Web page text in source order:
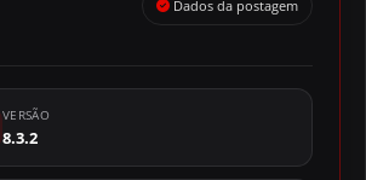
Dados da postagem
VERSÃO
8.3.2